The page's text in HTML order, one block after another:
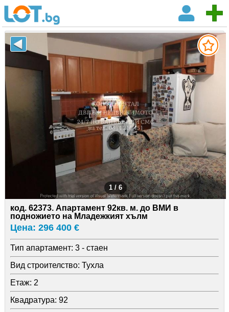
1 / 6
код. 62373. Апартамент 92кв. м. до ВМИ в
подножието на Младежкият хълм
Цена: 296 400 €
Тип апартамент: 3 - стаен
Вид строителство: Тухла
Етаж: 2
Квадратура: 92